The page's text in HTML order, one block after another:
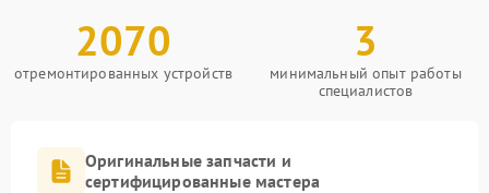
2070
отремонтированных устройств
3
минимальный опыт работы
специалистов
Оригинальные запчасти и
сертифицированные мастера